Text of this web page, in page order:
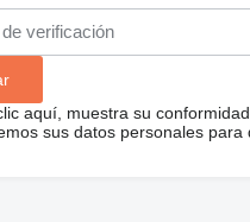
aquí, muestra su
sus datos personales para